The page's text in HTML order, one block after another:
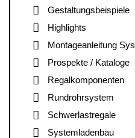
Gestaltungsbeispiele
Highlights
Montageanleitung
Prospekte / Kataloge
Regalkomponenten
Rundrohrsystem
Schwerlastregale
Systemladenbau